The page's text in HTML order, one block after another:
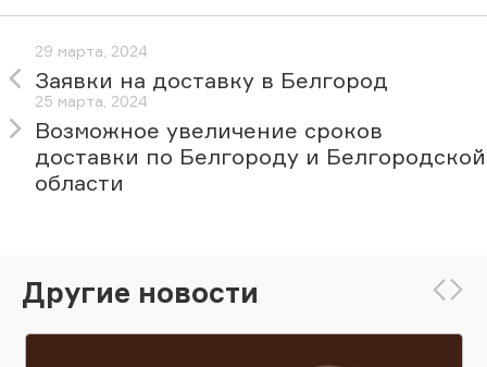
29 марта, 2024
Заявки на доставку в Белгород
25 марта, 2024
Возможное увеличение сроков
доставки по Белгороду и Белгородской
области
Другие новости